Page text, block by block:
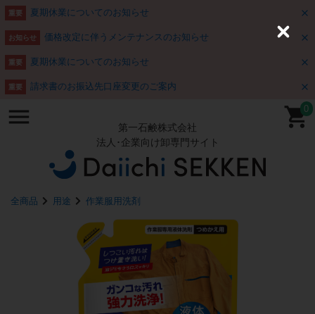
重要 夏期休業についてのお知らせ
お知らせ 価格改定に伴うメンテナンスのお知らせ
重要 夏期休業についてのお知らせ
重要 請求書のお振込先口座変更のご案内
第一石鹸株式会社
法人･企業向け卸専門サイト
0
全商品 用途 作業服用洗剤
C